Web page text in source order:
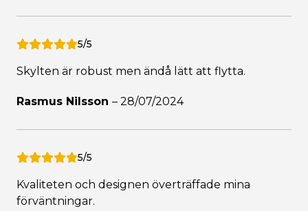
5/5
Skylten är robust men ändå lätt att flytta.
Rasmus Nilsson – 28/07/2024
5/5
Kvaliteten och designen överträffade mina
förväntningar.